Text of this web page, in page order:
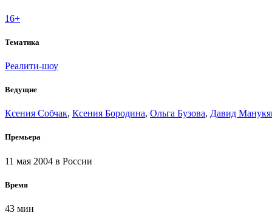
16+
Тематика
Реалити-шоу
Ведущие
Ксения Собчак, Ксения Бородина, Ольга Бузова, Давид
Премьера
11 мая 2004 в России
Время
43 мин